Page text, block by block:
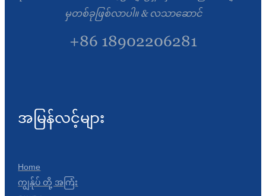
မှတစ်ခုဖြစ်လာပါ။ & လသာဆောင်
+86 18902206281
အမြန်လင့်များ
Home
ကျွန်ုပ် တို့ အကြံး